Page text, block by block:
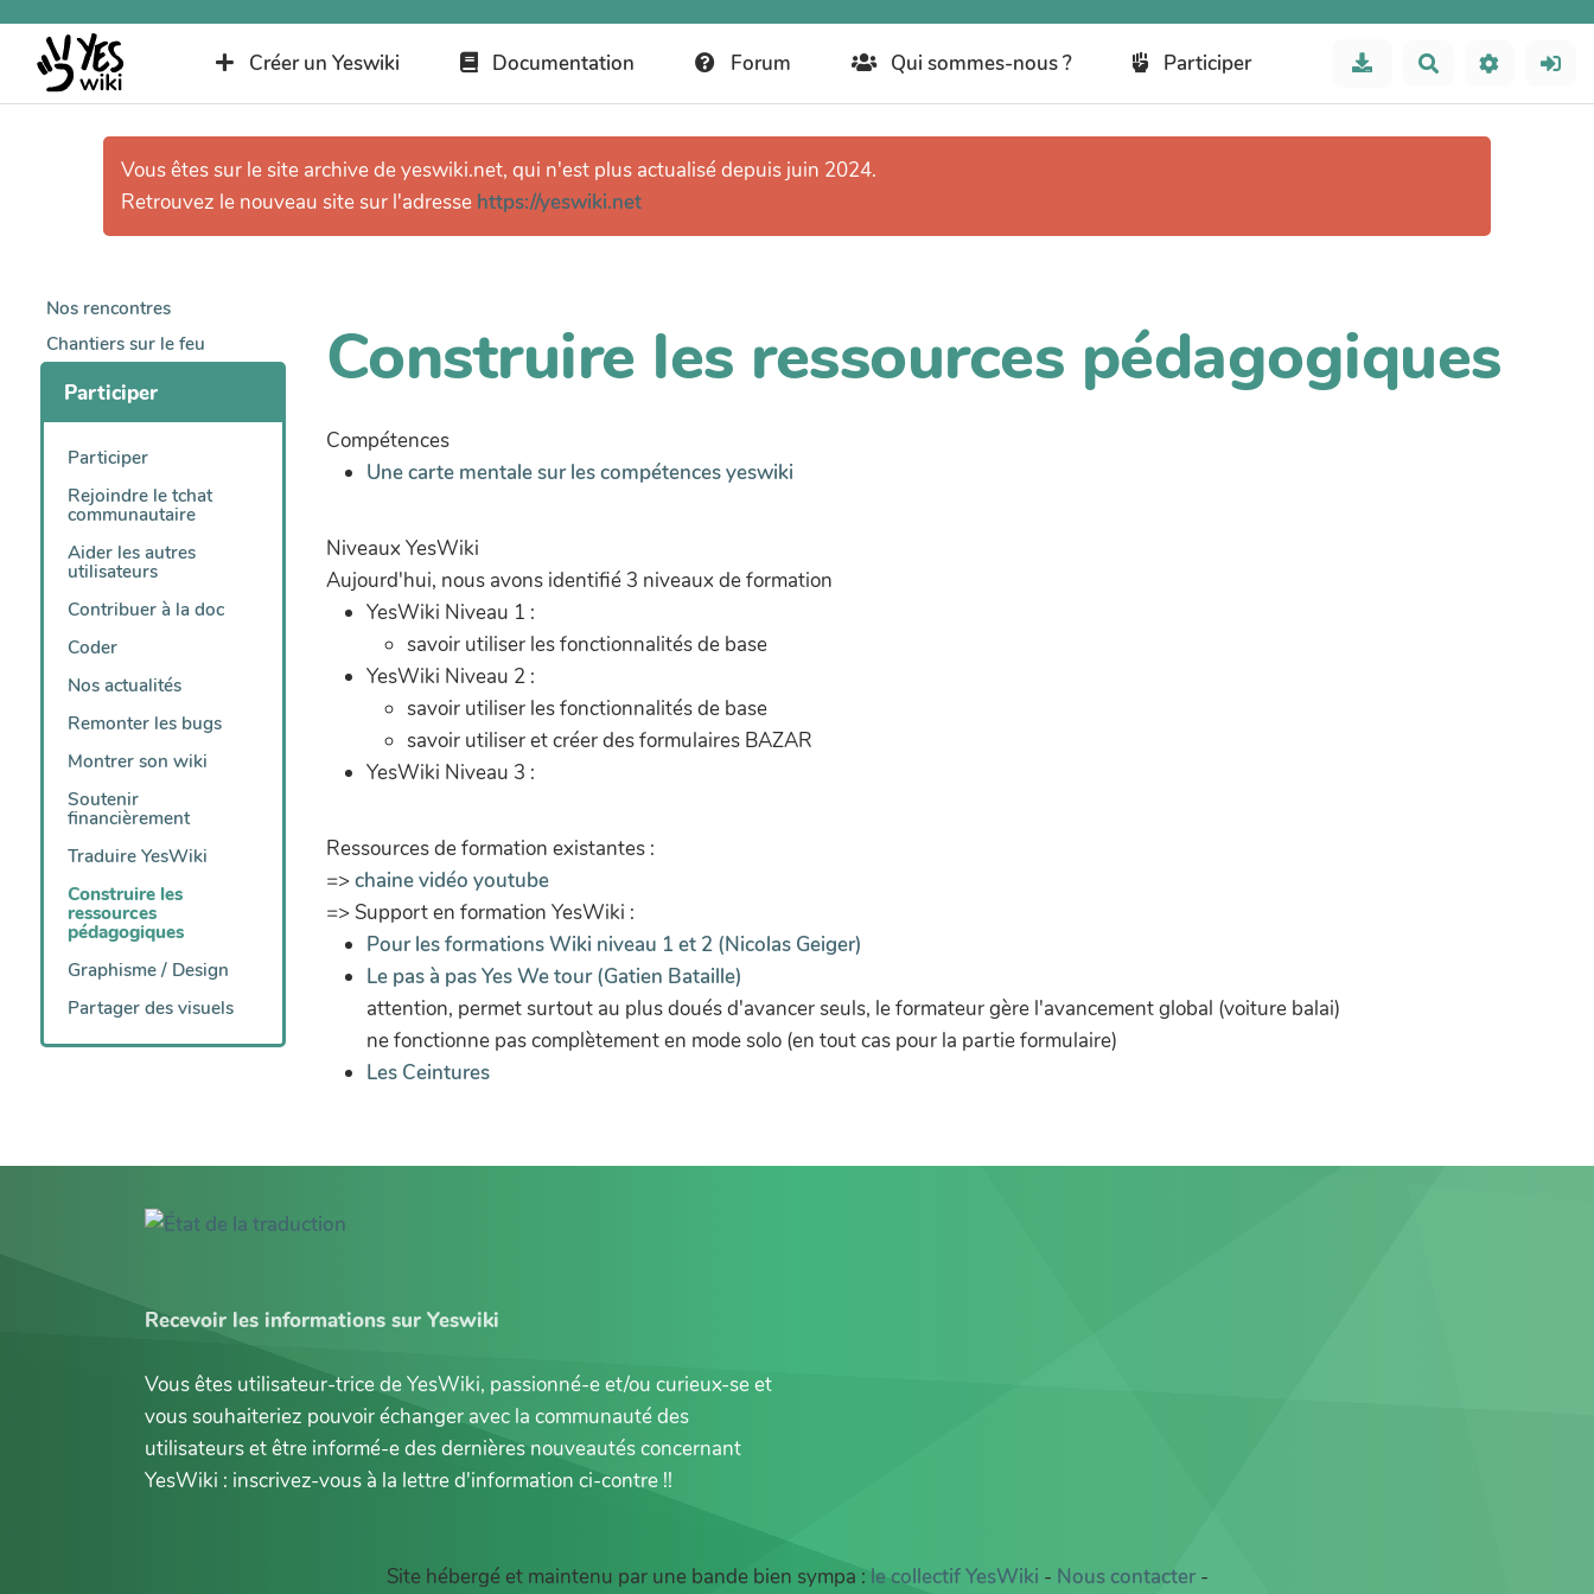
Créer un Yeswiki Documentation Forum Qui sommes-nous ? Participer Rechercher
Vous êtes sur le site archive de yeswiki.net, qui n'est plus actualisé depuis juin 2024.
Retrouvez le nouveau site sur l'adresse https://yeswiki.net
Nos rencontres
Chantiers sur le feu
Participer
Participer
Rejoindre le tchat
communautaire
Aider les autres
utilisateurs
Contribuer à la doc
Coder
Nos actualités
Remonter les bugs
Montrer son wiki
Soutenir
financièrement
Traduire YesWiki
Construire les
ressources
pédagogiques
Graphisme / Design
Partager des visuels
Construire les ressources pédagogiques
Compétences
Une carte mentale sur les compétences yeswiki
Niveaux YesWiki
Aujourd'hui, nous avons identifié 3 niveaux de formation
YesWiki Niveau 1 :
savoir utiliser les fonctionnalités de base
YesWiki Niveau 2 :
savoir utiliser les fonctionnalités de base
savoir utiliser et créer des formulaires BAZAR
YesWiki Niveau 3 :
Ressources de formation existantes :
=> chaine vidéo youtube
=> Support en formation YesWiki :
Pour les formations Wiki niveau 1 et 2 (Nicolas Geiger)
Le pas à pas Yes We tour (Gatien Bataille)
attention, permet surtout au plus doués d'avancer seuls, le formateur gère l'avancement global (voiture balai)
ne fonctionne pas complètement en mode solo (en tout cas pour la partie formulaire)
Les Ceintures
Recevoir les informations sur Yeswiki
Vous êtes utilisateur-trice de YesWiki, passionné-e et/ou curieux-se et
vous souhaiteriez pouvoir échanger avec la communauté des
utilisateurs et être informé-e des dernières nouveautés concernant
YesWiki : inscrivez-vous à la lettre d'information ci-contre !!
Site hébergé et maintenu par une bande bien sympa : le collectif YesWiki - Nous contacter-